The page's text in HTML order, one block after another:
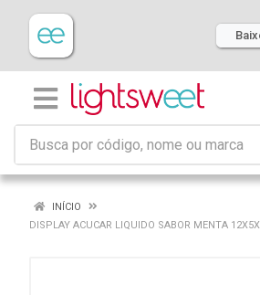
INÍCIO
DISPLAY ACUCAR LIQUIDO SABOR MENTA